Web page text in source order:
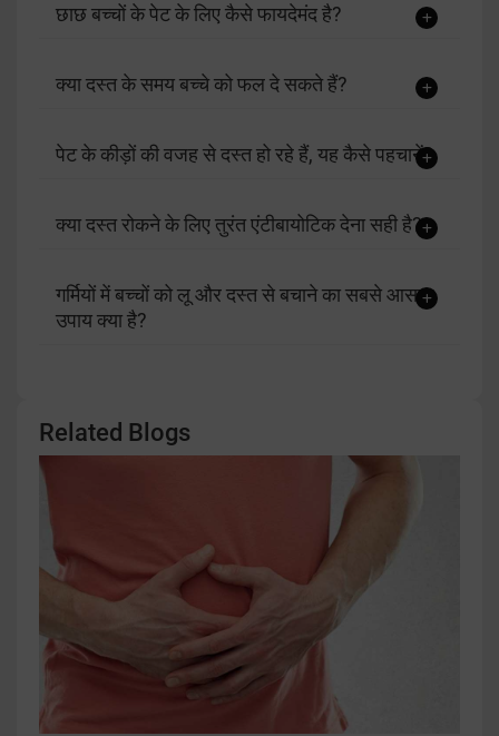
छाछ बच्चों के पेट के लिए कैसे फायदेमंद है?
क्या दस्त के समय बच्चे को फल दे सकते हैं?
पेट के कीड़ों की वजह से दस्त हो रहे हैं, यह कैसे पहचानें?
क्या दस्त रोकने के लिए तुरंत एंटीबायोटिक देना सही है?
गर्मियों में बच्चों को लू और दस्त से बचाने का सबसे आसान
उपाय क्या है?
Related Blogs